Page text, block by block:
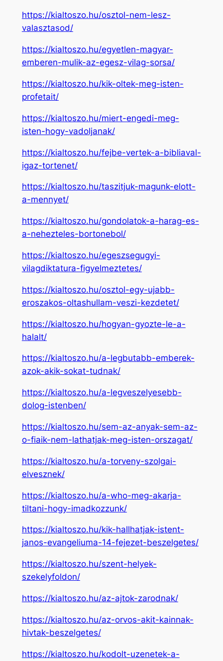
https://kialtoszo.hu/osztol-nem-lesz-
valasztasod/
https://kialtoszo.hu/egyetlen-magyar-
emberen-mulik-az-egesz-vilag-sorsa/
https://kialtoszo.hu/kik-oltek-meg-isten-
profetait/
https://kialtoszo.hu/miert-engedi-meg-
isten-hogy-vadoljanak/
https://kialtoszo.hu/fejbe-vertek-a-bibliaval-
igaz-tortenet/
https://kialtoszo.hu/taszitjuk-magunk-elott-
a-mennyet/
https://kialtoszo.hu/gondolatok-a-harag-es-
a-nehezteles-bortonebol/
https://kialtoszo.hu/egeszsegugyi-
vilagdiktatura-figyelmeztetes/
https://kialtoszo.hu/osztol-egy-ujabb-
eroszakos-oltashullam-veszi-kezdetet/
https://kialtoszo.hu/hogyan-gyozte-le-a-
halalt/
https://kialtoszo.hu/a-legbutabb-emberek-
azok-akik-sokat-tudnak/
https://kialtoszo.hu/a-legveszelyesebb-
dolog-istenben/
https://kialtoszo.hu/sem-az-anyak-sem-az-
o-fiaik-nem-lathatjak-meg-isten-orszagat/
https://kialtoszo.hu/a-torveny-szolgai-
elvesznek/
https://kialtoszo.hu/a-who-meg-akarja-
tiltani-hogy-imadkozzunk/
https://kialtoszo.hu/kik-hallhatjak-istent-
janos-evangeliuma-14-fejezet-beszelgetes/
https://kialtoszo.hu/szent-helyek-
szekelyfoldon/
https://kialtoszo.hu/az-ajtok-zarodnak/
https://kialtoszo.hu/az-orvos-akit-kainnak-
hivtak-beszelgetes/
https://kialtoszo.hu/kodolt-uzenetek-a-